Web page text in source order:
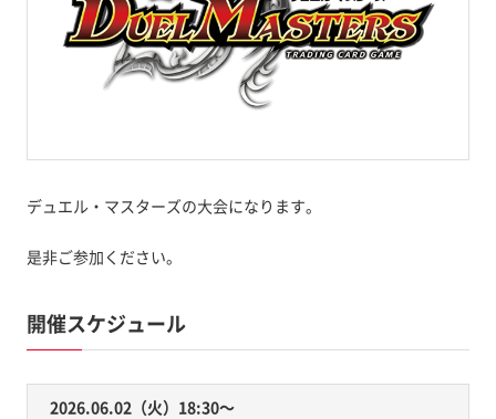
デュエル・マスターズの大会になります。
是非ご参加ください。
開催スケジュール
2026.06.02（火）18:30〜